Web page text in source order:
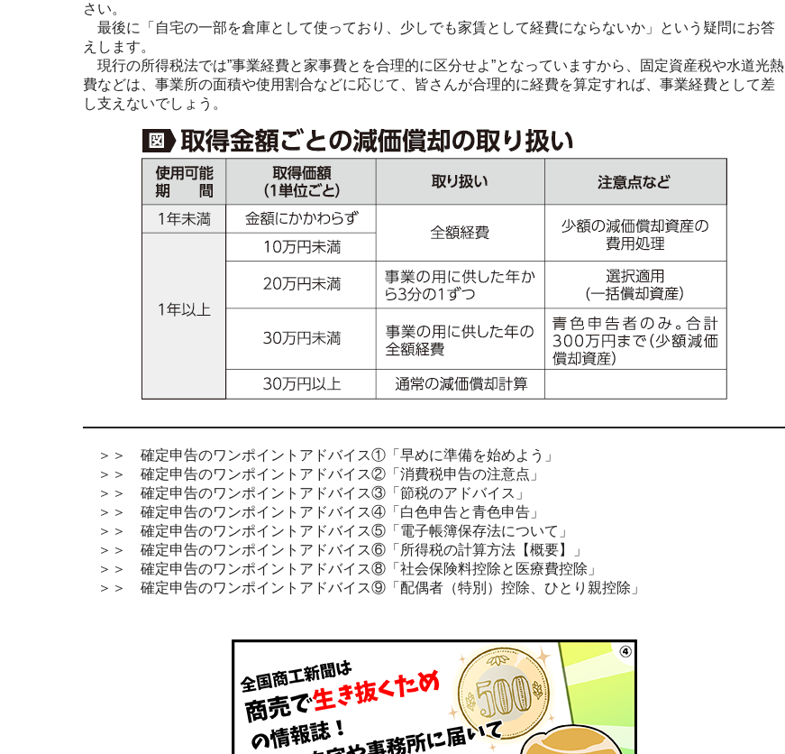
さい。
最後に「自宅の一部を倉庫として使っており、少しでも家賃として経費にならないか」という疑問にお答
えします。
現行の所得税法では”事業経費と家事費とを合理的に区分せよ”となっていますから、固定資産税や水道光熱
費などは、事業所の面積や使用割合などに応じて、皆さんが合理的に経費を算定すれば、事業経費として差
し支えないでしょう。
＞＞ 確定申告のワンポイントアドバイス①「早めに準備を始めよう」
＞＞ 確定申告のワンポイントアドバイス②「消費税申告の注意点」
＞＞ 確定申告のワンポイントアドバイス③「節税のアドバイス」
＞＞ 確定申告のワンポイントアドバイス④「白色申告と青色申告」
＞＞ 確定申告のワンポイントアドバイス⑤「電子帳簿保存法について」
＞＞ 確定申告のワンポイントアドバイス⑥「所得税の計算方法【概要】」
＞＞ 確定申告のワンポイントアドバイス⑧「社会保険料控除と医療費控除」
＞＞ 確定申告のワンポイントアドバイス⑨「配偶者（特別）控除、ひとり親控除」